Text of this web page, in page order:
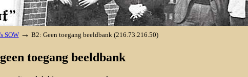
SOW → B2: Geen toegang beeldbank (216.73.216.50)
toegang beeldbank